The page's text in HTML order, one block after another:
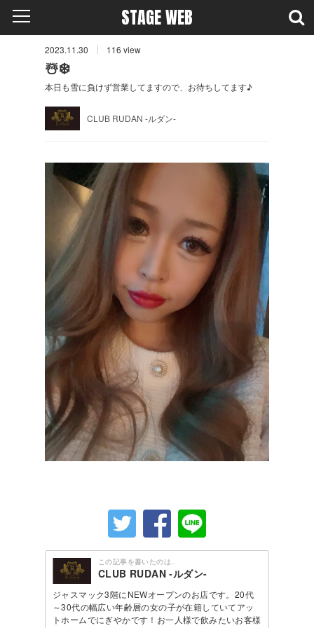
STAGE WEB
2023.11.30 116 view
☃️❄️
本日も雪に負けず営業してますので、お待ちしてます♪
CLUB RUDAN -ルダン-
この記事を書いたのは..
CLUB RUDAN -ルダン-
ジャスマック3階にNEWオープンのお店です。20代
～30代の幅広い年齢層の女の子が在籍していてアッ
トホームでにぎやかです！お一人様で飲みたいお客様